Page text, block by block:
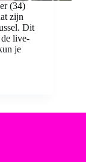
(34)
zijn
Dit
live-
je